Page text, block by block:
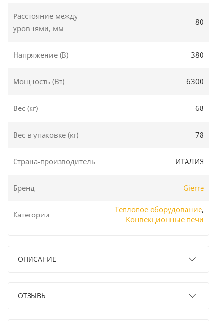
Расстояние между
уровнями, мм
80
Напряжение (В) 380
Мощность (Вт) 6300
Вес (кг) 68
Вес в упаковке (кг) 78
Страна-производитель ИТАЛИЯ
Бренд Gierre
Категории
Тепловое оборудование,
Конвекционные печи
ОПИСАНИЕ
ОТЗЫВЫ